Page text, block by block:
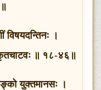
विषयदन्तिनः ।
॥ १८-४६॥
युक्तमानसः ।